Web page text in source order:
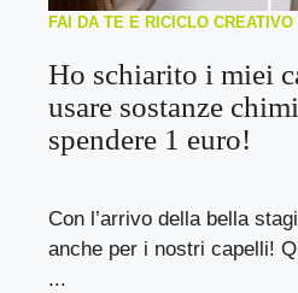
FAI DA TE E RICICLO CREATIVO
Ho schiarito i miei
usare sostanze
spendere 1 euro!
Con l’arrivo della bella
anche per i nostri capelli!
...